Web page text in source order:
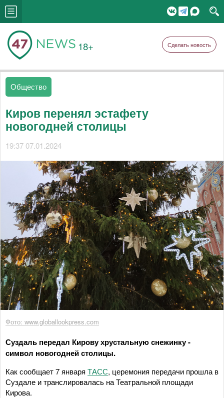
18+ Сделать новость
Общество
Киров перенял эстафету
новогодней столицы
19:37 07.01.2024
Фото: www.globallookpress.com
Суздаль передал Кирову хрустальную снежинку -
символ новогодней столицы.
Как сообщает 7 января ТАСС, церемония передачи прошла в
Суздале и транслировалась на Театральной площади
Кирова.